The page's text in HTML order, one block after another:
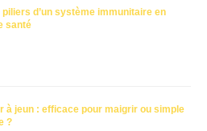
piliers d’un système immunitaire en
santé
à jeun : efficace pour maigrir ou simple
?